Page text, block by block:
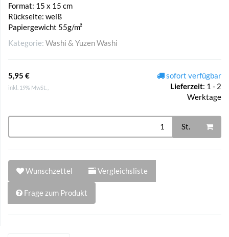
Format: 15 x 15 cm
Rückseite: weiß
Papiergewicht 55g/m²
Kategorie: Washi & Yuzen Washi
5,95 €
inkl. 19% MwSt. ,
sofort verfügbar
Lieferzeit: 1 - 2
Werktage
St.
Wunschzettel Vergleichsliste
Frage zum Produkt